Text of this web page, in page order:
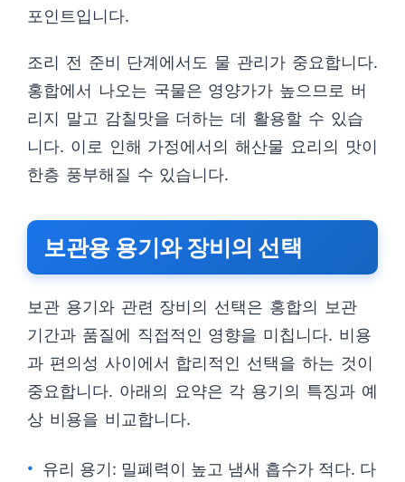
포인트입니다.
조리 전 준비 단계에서도 물 관리가 중요합니다.
홍합에서 나오는 국물은 영양가가 높으므로 버
리지 말고 감칠맛을 더하는 데 활용할 수 있습
니다. 이로 인해 가정에서의 해산물 요리의 맛이
한층 풍부해질 수 있습니다.
보관용 용기와 장비의 선택
보관 용기와 관련 장비의 선택은 홍합의 보관
기간과 품질에 직접적인 영향을 미칩니다. 비용
과 편의성 사이에서 합리적인 선택을 하는 것이
중요합니다. 아래의 요약은 각 용기의 특징과 예
상 비용을 비교합니다.
유리 용기: 밀폐력이 높고 냄새 흡수가 적다. 다